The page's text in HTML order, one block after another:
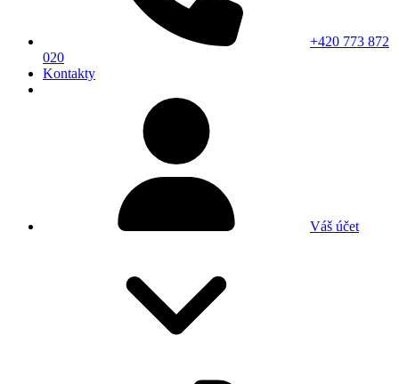
+420 773 872
020
Kontakty
Váš účet